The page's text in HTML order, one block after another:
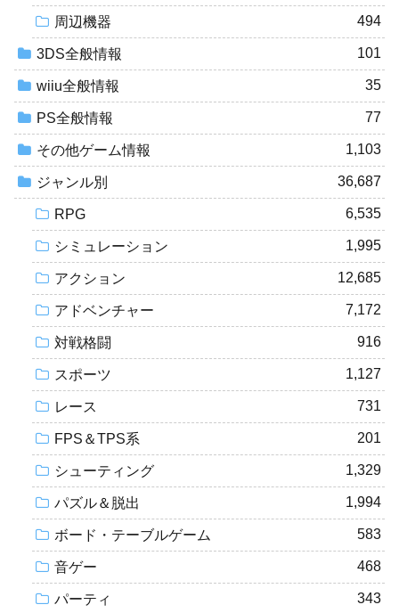
周辺機器 494
3DS全般情報 101
wiiu全般情報 35
PS全般情報 77
その他ゲーム情報 1,103
ジャンル別 36,687
RPG 6,535
シミュレーション 1,995
アクション 12,685
アドベンチャー 7,172
対戦格闘 916
スポーツ 1,127
レース 731
FPS＆TPS系 201
シューティング 1,329
パズル＆脱出 1,994
ボード・テーブルゲーム 583
音ゲー 468
パーティ 343